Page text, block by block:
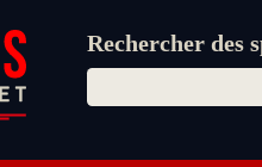
Rechercher des